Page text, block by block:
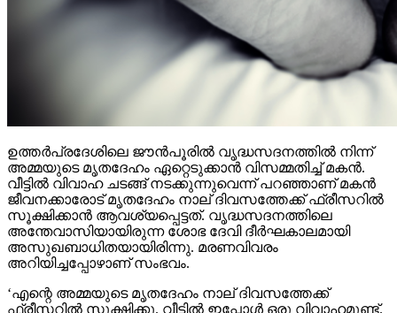
ഉത്തര്‍പ്രദേശിലെ ജൗന്‍പൂരില്‍ വൃദ്ധസദനത്തില്‍ നിന്ന്
അമ്മയുടെ മൃതദേഹം ഏറ്റെടുക്കാന്‍ വിസമ്മതിച്ച് മകന്‍.
വീട്ടില്‍ വിവാഹ ചടങ്ങ് നടക്കുന്നുവെന്ന് പറഞ്ഞാണ് മകന്‍
ജീവനക്കാരോട് മൃതദേഹം നാല് ദിവസത്തേക്ക് ഫ്രീസറില്‍
സൂക്ഷിക്കാന്‍ ആവശ്യപ്പെട്ടത്. വൃദ്ധസദനത്തിലെ
അന്തേവാസിയായിരുന്ന ശോഭ ദേവി ദീര്‍ഘകാലമായി
അസുഖബാധിതയായിരിന്നു. മരണവിവരം
അറിയിച്ചപ്പോഴാണ് സംഭവം.
‘എന്റെ അമ്മയുടെ മൃതദേഹം നാല് ദിവസത്തേക്ക്
ഫ്രീസറില്‍ സൂക്ഷിക്കൂ. വീട്ടില്‍ ഇപ്പോള്‍ ഒരു വിവാഹമുണ്ട്.